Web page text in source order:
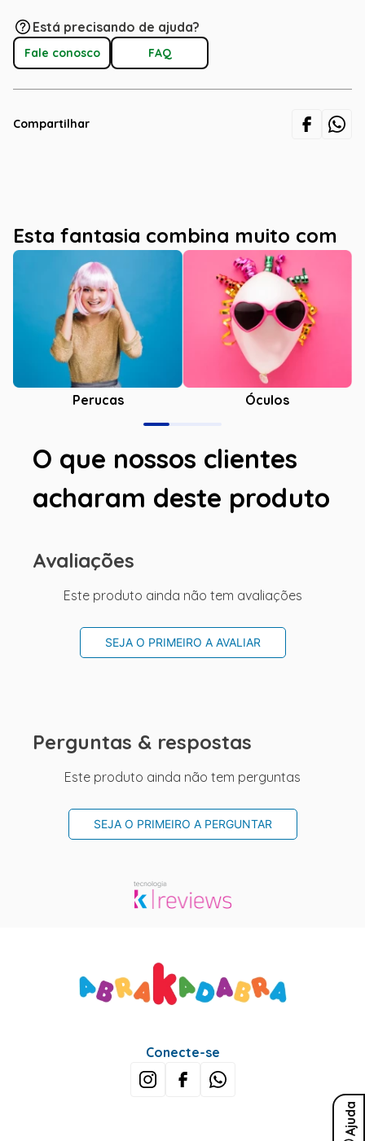
Está precisando de ajuda?
Fale conosco FAQ
Compartilhar
Esta fantasia combina muito com
Perucas Óculos
O que nossos clientes
acharam deste produto
Avaliações
Este produto ainda não tem avaliações
SEJA O PRIMEIRO A AVALIAR
Perguntas & respostas
Este produto ainda não tem perguntas
SEJA O PRIMEIRO A PERGUNTAR
Ajuda
Conecte-se